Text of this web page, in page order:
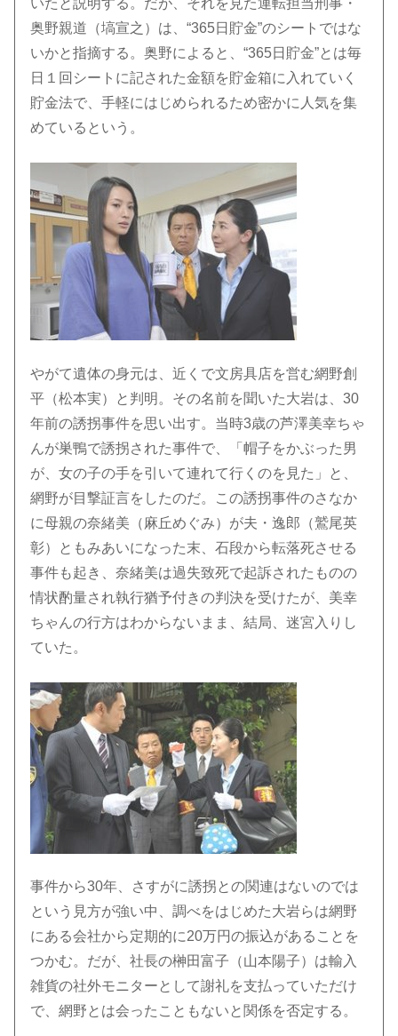
いたと説明する。だが、それを見た運転担当刑事・
奥野親道（塙宣之）は、“365日貯金”のシートではな
いかと指摘する。奥野によると、“365日貯金”とは毎
日１回シートに記された金額を貯金箱に入れていく
貯金法で、手軽にはじめられるため密かに人気を集
めているという。
やがて遺体の身元は、近くで文房具店を営む網野創
平（松本実）と判明。その名前を聞いた大岩は、30
年前の誘拐事件を思い出す。当時3歳の芦澤美幸ちゃ
んが巣鴨で誘拐された事件で、「帽子をかぶった男
が、女の子の手を引いて連れて行くのを見た」と、
網野が目撃証言をしたのだ。この誘拐事件のさなか
に母親の奈緒美（麻丘めぐみ）が夫・逸郎（鷲尾英
彰）ともみあいになった末、石段から転落死させる
事件も起き、奈緒美は過失致死で起訴されたものの
情状酌量され執行猶予付きの判決を受けたが、美幸
ちゃんの行方はわからないまま、結局、迷宮入りし
ていた。
事件から30年、さすがに誘拐との関連はないのでは
という見方が強い中、調べをはじめた大岩らは網野
にある会社から定期的に20万円の振込があることを
つかむ。だが、社長の榊田富子（山本陽子）は輸入
雑貨の社外モニターとして謝礼を支払っていただけ
で、網野とは会ったこともないと関係を否定する。